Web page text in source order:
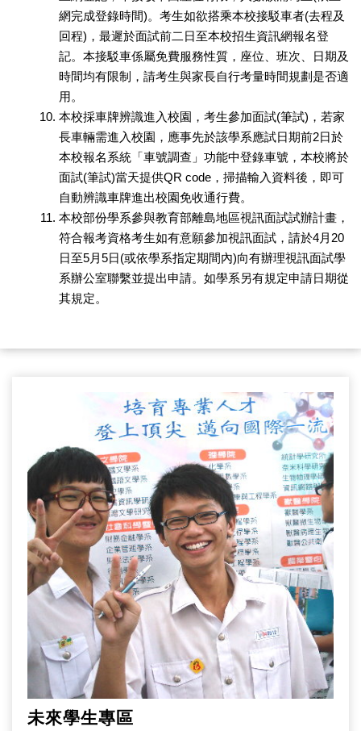
網完成登錄時間)。考生如欲搭乘本校接駁車者(去程及
回程)，最遲於面試前二日至本校招生資訊網報名登
記。本接駁車係屬免費服務性質，座位、班次、日期及
時間均有限制，請考生與家長自行考量時間規劃是否適
用。
本校採車牌辨識進入校園，考生參加面試(筆試)，若家
長車輛需進入校園，應事先於該學系應試日期前2日於
本校報名系統「車號調查」功能中登錄車號，本校將於
面試(筆試)當天提供QR code，掃描輸入資料後，即可
自動辨識車牌進出校園免收通行費。
本校部份學系參與教育部離島地區視訊面試試辦計畫，
符合報考資格考生如有意願參加視訊面試，請於4月20
日至5月5日(或依學系指定期間內)向有辦理視訊面試學
系辦公室聯繫並提出申請。如學系另有規定申請日期從
其規定。
未來學生專區